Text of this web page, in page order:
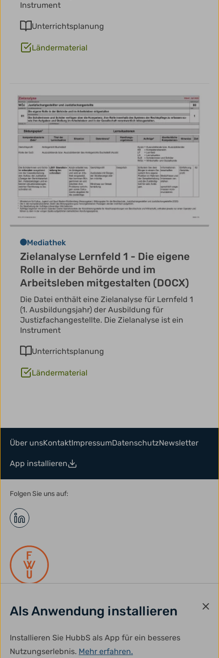
Instrument
Unterrichtsplanung
Ländermaterial
Mediathek
Zielanalyse Lernfeld 1 - Die eigene
Rolle in der Behörde und im
Arbeitsleben mitgestalten (DOCX)
Die Datei enthält eine Zielanalyse für Lernfeld 1
(1. Ausbildungsjahr) der Ausbildung für
Justizfachangestellte. Die Zielanalyse ist ein
Instrument
Unterrichtsplanung
Ländermaterial
Als Anwendung installieren
Installieren Sie HubbS als App für ein besseres
Nutzungserlebnis. Mehr erfahren.
Über unsKontaktImpressumDatenschutzNewsletter
App installieren
Folgen Sie uns auf:
gefördert durch: